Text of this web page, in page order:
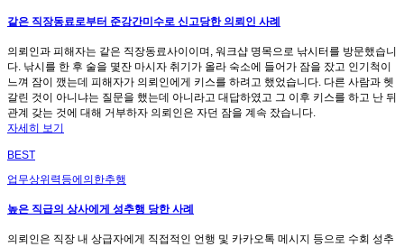
같은 직장동료로부터 준강간미수로 신고당한 의뢰인 사례
의뢰인과 피해자는 같은 직장동료사이이며, 워크샵 명목으로 낚시터를 방문했습니
다. 낚시를 한 후 술을 몇잔 마시자 취기가 올라 숙소에 들어가 잠을 잤고 인기척이
느껴 잠이 깼는데 피해자가 의뢰인에게 키스를 하려고 했었습니다. 다른 사람과 헷
갈린 것이 아니냐는 질문을 했는데 아니라고 대답하였고 그 이후 키스를 하고 난 뒤
관계 갖는 것에 대해 거부하자 의뢰인은 자던 잠을 계속 잤습니다.
자세히 보기
BEST
업무상위력등에의한추행
높은 직급의 상사에게 성추행 당한 사례
의뢰인은 직장 내 상급자에게 직접적인 언행 및 카카오톡 메시지 등으로 수회 성추